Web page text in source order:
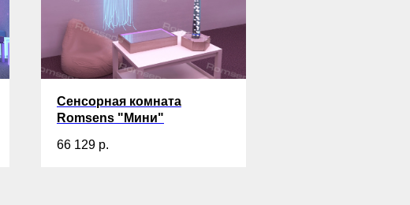
Сенсорная комната
Romsens "Мини"
66 129 р.